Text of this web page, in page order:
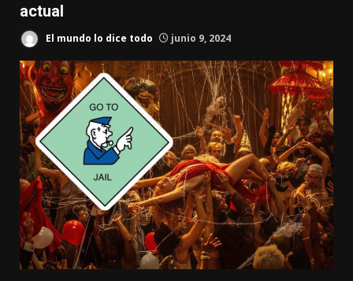
actual
El mundo lo dice todo junio 9, 2024